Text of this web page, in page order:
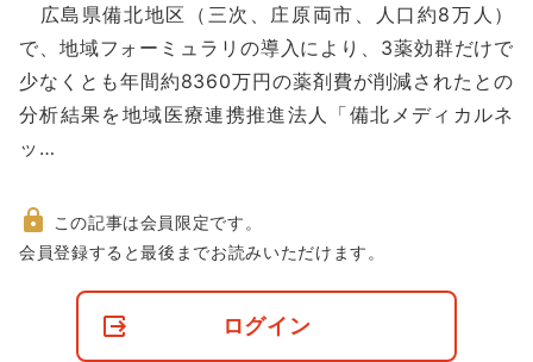
広島県備北地区（三次、庄原両市、人口約8万人）
で、地域フォーミュラリの導入により、3薬効群だけで
少なくとも年間約8360万円の薬剤費が削減されたとの
分析結果を地域医療連携推進法人「備北メディカルネ
ッ…
非
この記事は会員限定です。
会員登録すると最後までお読みいただけます。
ログイン